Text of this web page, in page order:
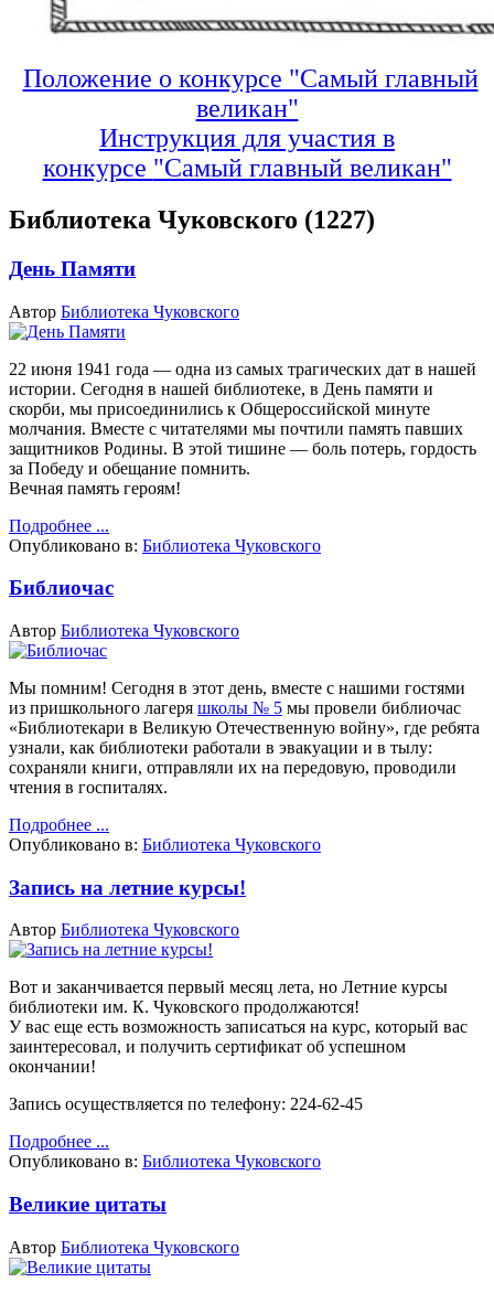
Положение о конкурсе "Самый главный
великан"
Инструкция для участия в
конкурсе "Самый главный великан"
Библиотека Чуковского (1227)
День Памяти
Автор Библиотека Чуковского
22 июня 1941 года — одна из самых трагических дат в нашей
истории. Сегодня в нашей библиотеке, в День памяти и
скорби, мы присоединились к Общероссийской минуте
молчания. Вместе с читателями мы почтили память павших
защитников Родины. В этой тишине — боль потерь, гордость
за Победу и обещание помнить.
Вечная память героям!
Подробнее ...
Опубликовано в: Библиотека Чуковского
Библиочас
Автор Библиотека Чуковского
Мы помним! Сегодня в этот день, вместе с нашими гостями
из пришкольного лагеря школы № 5 мы провели библиочас
«Библиотекари в Великую Отечественную войну», где ребята
узнали, как библиотеки работали в эвакуации и в тылу:
сохраняли книги, отправляли их на передовую, проводили
чтения в госпиталях.
Подробнее ...
Опубликовано в: Библиотека Чуковского
Запись на летние курсы!
Автор Библиотека Чуковского
Вот и заканчивается первый месяц лета, но Летние курсы
библиотеки им. К. Чуковского продолжаются!
У вас еще есть возможность записаться на курс, который вас
заинтересовал, и получить сертификат об успешном
окончании!
Запись осуществляется по телефону: 224-62-45
Подробнее ...
Опубликовано в: Библиотека Чуковского
Великие цитаты
Автор Библиотека Чуковского